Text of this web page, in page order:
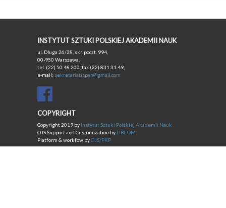
INSTYTUT SZTUKI POLSKIEJ AKADEMII NAUK
ul. Długa 26/28, skr. poczt. 994,
00-950 Warszawa,
tel. (22) 50 48 200, fax (22) 831 31 49,
e-mail: sekretariatispan@gmail.com
COPYRIGHT
Copyright 2019 by Instytut Sztuki Polskiej Akademii Nauk
OJS Support and Customization by LIBCOM
Platform & workfow byOJS/PKP